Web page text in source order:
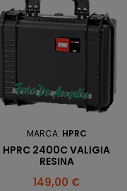
MARCA: HPRC
HPRC 2400C VALIGIA
RESINA
Prezzo
149,00 €